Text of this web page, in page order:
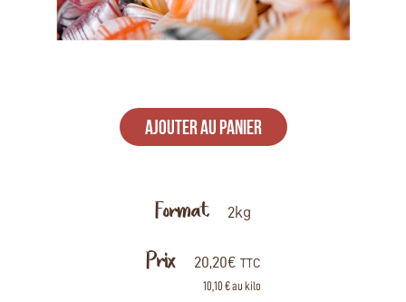
AJOUTER AU PANIER
Format 2kg
Prix 20,20€ TTC
10,10 € au kilo